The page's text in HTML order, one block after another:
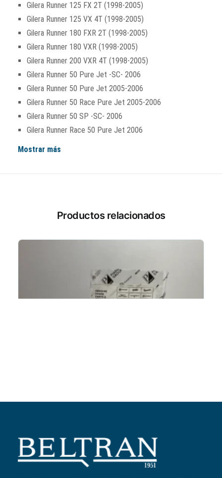
Gilera Runner 125 FX 2T (1998-2005)
Gilera Runner 125 VX 4T (1998-2005)
Gilera Runner 180 FXR 2T (1998-2005)
Gilera Runner 180 VXR (1998-2005)
Gilera Runner 200 VXR 4T (1998-2005)
Gilera Runner 50 Pure Jet -SC- 2006
Gilera Runner 50 Pure Jet 2005-2006
Gilera Runner 50 Race Pure Jet 2005-2006
Gilera Runner 50 SP -SC- 2006
Gilera Runner Race 50 Pure Jet 2006
Mostrar más
Productos relacionados
Retén d35Xd24X6 cigüeñal
431121